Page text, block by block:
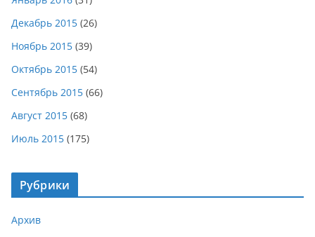
Декабрь 2015 (26)
Ноябрь 2015 (39)
Октябрь 2015 (54)
Сентябрь 2015 (66)
Август 2015 (68)
Июль 2015 (175)
Рубрики
Архив